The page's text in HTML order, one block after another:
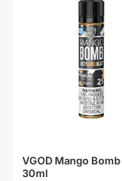
VGOD Mango
30ml